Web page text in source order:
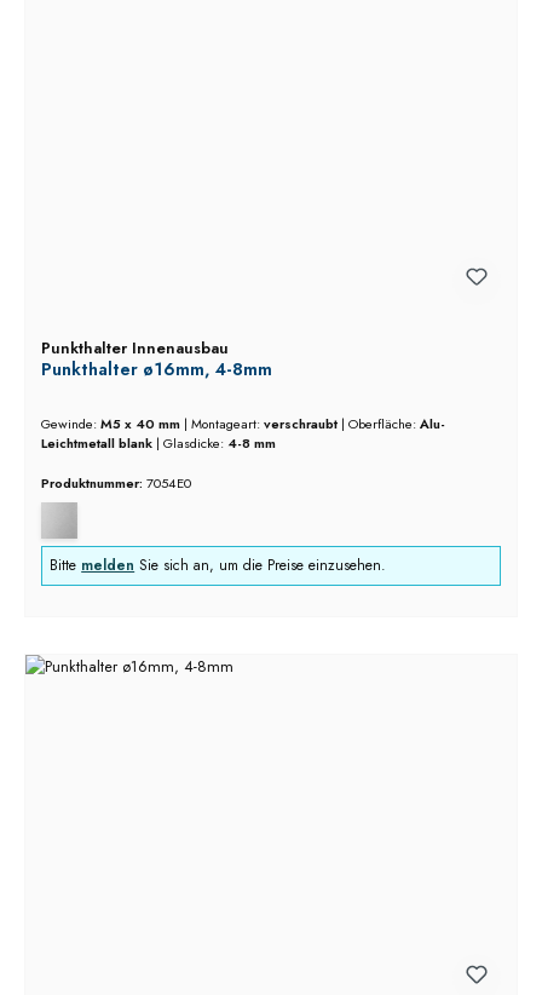
Punkthalter Innenausbau
Punkthalter ø16mm, 4-8mm
Gewinde:M5 x 40 mm | Montageart:verschraubt | Oberfläche:Alu-
Leichtmetall blank | Glasdicke: 4-8 mm
Produktnummer: 7054E0
Bitte melden Sie sich an, um die Preise einzusehen.